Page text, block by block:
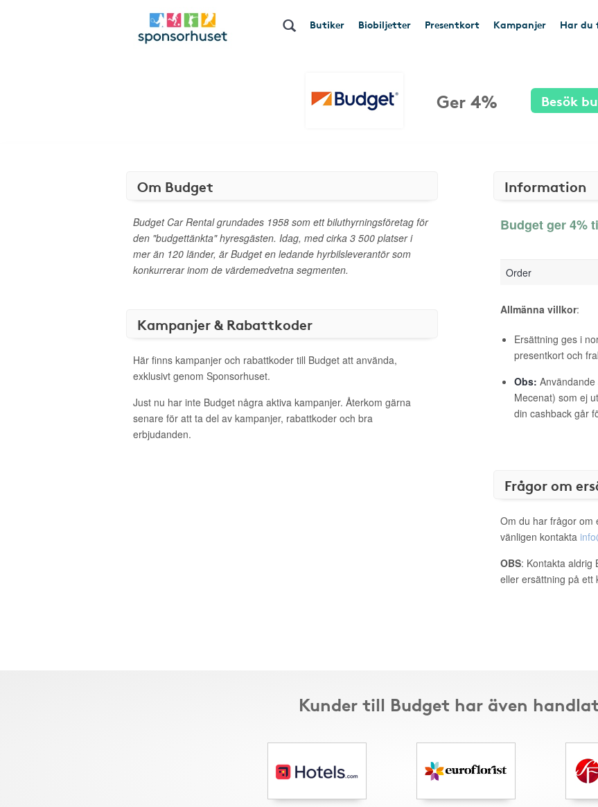
Butiker Biobiljetter Presentkort Kampanjer Har du
Ger 4% Besök
Om Budget
Budget Car Rental grundades 1958 som ett biluthyrningsföretag för
den "budgettänkta" hyresgästen. Idag, med cirka 3 500 platser i
mer än 120 länder, är Budget en ledande hyrbilsleverantör som
konkurrerar inom de värdemedvetna segmenten.
Kampanjer & Rabattkoder
Här finns kampanjer och rabattkoder till Budget att använda,
exklusivt genom Sponsorhuset.
Just nu har inte Budget några aktiva kampanjer. Återkom gärna
senare för att ta del av kampanjer, rabattkoder och bra
erbjudanden.
Information
Budget ger 4%
Order
Allmänna villkor:
Ersättning ges i
presentkort och
Obs:
Mecenat) som ej
din cashback går
Frågor om
Om du har frågor om
vänligen kontakta
OBS: Kontakta aldrig
eller ersättning på ett
Kunder till Budget har även